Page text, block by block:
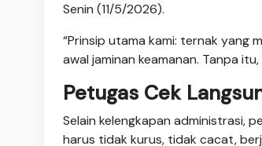
Senin (11/5/2026).
“Prinsip utama kami: ternak yang
awal jaminan keamanan. Tanpa
Petugas Cek
Selain kelengkapan administrasi,
harus tidak kurus, tidak cacat,